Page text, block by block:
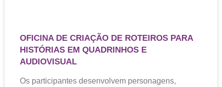
OFICINA DE CRIAÇÃO DE ROTEIROS PARA
HISTÓRIAS EM QUADRINHOS E
AUDIOVISUAL
Os participantes desenvolvem personagens,